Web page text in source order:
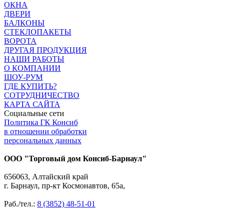
ОКНА
ДВЕРИ
БАЛКОНЫ
СТЕКЛОПАКЕТЫ
ВОРОТА
ДРУГАЯ ПРОДУКЦИЯ
НАШИ РАБОТЫ
О КОМПАНИИ
ШОУ-РУМ
ГДЕ КУПИТЬ?
СОТРУДНИЧЕСТВО
КАРТА САЙТА
Социальные сети
Политика ГК Консиб
в отношении обработки
персональных данных
ООО "Торговый дом Консиб-Барнаул"
656063, Алтайский край
г. Барнаул, пр-кт Космонавтов, 65а,
Раб./тел.: 8 (3852) 48-51-01